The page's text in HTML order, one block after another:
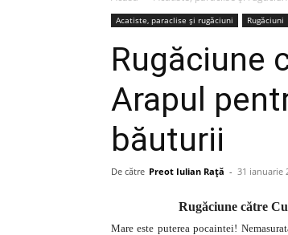
Acatiste, paraclise și rugăciuni Rugăciuni
Rugăciune
Arapul
băuturii
De către Preot Iulian Raţă - 31 ianuarie
Rugăciune către
Mare este puterea pocaintei!